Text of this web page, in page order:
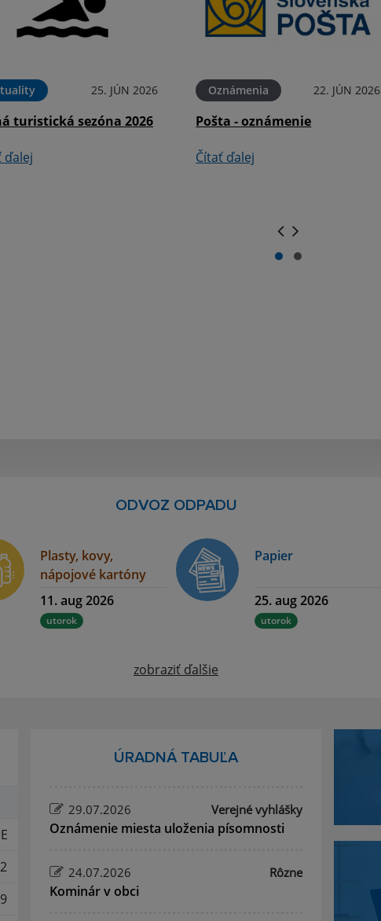
25. JÚN 2026
turistická sezóna 2026
ďalej
Oznámenia 22. JÚN 2026
Pošta - oznámenie
Čítať ďalej
.
ODVOZ ODPADU
Plasty, kovy,
nápojové kartóny
11. aug 2026
utorok
Papier
25. aug 2026
utorok
zobraziť ďalšie
ÚRADNÁ TABUĽA
29.07.2026 Verejné vyhlášky
Oznámenie miesta uloženia písomnosti
24.07.2026 Rôzne
Kominár v obci